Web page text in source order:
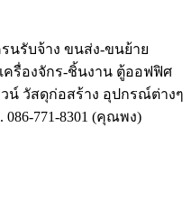
นรับจ้าง ขนส่ง-ขนย้าย
ครื่องจักร-ชิ้นงาน ตู้ออฟฟิศ
น์ วัสดุก่อสร้าง อุปกรณ์ต่างๆ
771-8301 (คุณพง)